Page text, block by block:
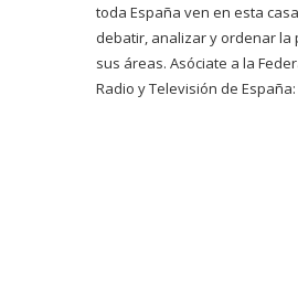
toda España ven en esta
debatir, analizar y ordenar
sus áreas. Asóciate a la
Radio y Televisión de